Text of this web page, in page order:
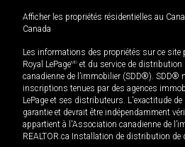
Afficher les propriétés résidentielles au
Canada
Les informations des propriétés sur ce
Royal LePageMD et du service de distribution
canadienne de l’immobilier (SDD®). SDD®
inscriptions tenues par des agences
LePage et ses distributeurs. L'exactitude
garantie et devrait être indépendamment
appartient à l'Association canadienne de
REALTOR.ca Installation de distribution de